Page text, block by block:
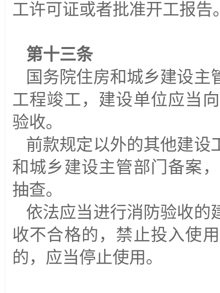
工许可证或者批准开工报告
第十三条
国务院住房和城乡建设
工程竣工，建设单位应当
验收。
前款规定以外的其他建设
和城乡建设主管部门备案
抽查。
依法应当进行消防验收的
收不合格的，禁止投入使
的，应当停止使用。